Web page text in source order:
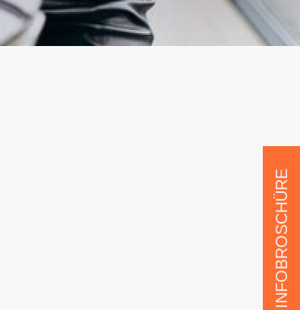
INFOBROSCHÜRE